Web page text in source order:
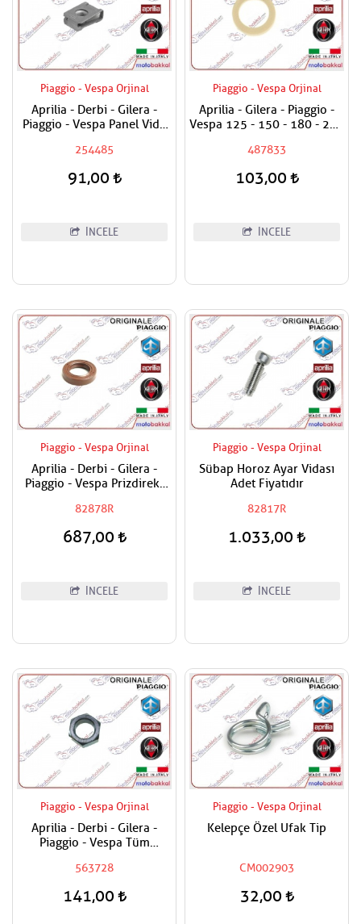
Piaggio - Vespa Orjinal
Aprilia - Derbi - Gilera -
Piaggio - Vespa Panel Vida
254485
91,00
İNCELE
Piaggio - Vespa Orjinal
Aprilia - Gilera - Piaggio -
Vespa 125 - 150 - 180 - 200
Ağırlık Plastiği
487833
103,00
İNCELE
Piaggio - Vespa Orjinal
Aprilia - Derbi - Gilera -
Piaggio - Vespa Prizdirekt
82878R
687,00
İNCELE
Piaggio - Vespa Orjinal
Sübap Horoz Ayar Vidası
Adet Fiyatıdır
82817R
1.033,00
İNCELE
Piaggio - Vespa Orjinal
Aprilia - Derbi - Gilera -
Piaggio - Vespa Tüm
Tekerlek Somunu
563728
141,00
Piaggio - Vespa Orjinal
Kelepçe Özel Ufak Tip
CM002903
32,00